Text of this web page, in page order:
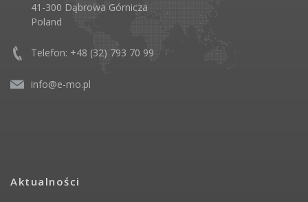
41-300 Dąbrowa Górnicza
Poland
Telefon: +48 (32) 793 70 99
info@e-mo.pl
Aktualności